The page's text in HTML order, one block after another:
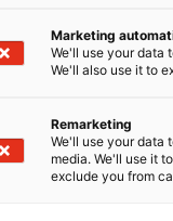
on
2025-
Marketing
We'll use your data
We'll also use it to
Remarketing
We'll use your data
media. We'll use it
exclude you from